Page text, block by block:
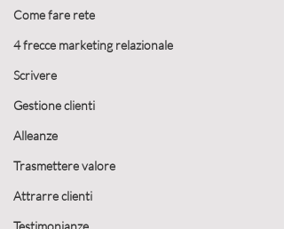
Come fare rete
4 frecce marketing relazionale
Scrivere
Gestione clienti
Alleanze
Trasmettere valore
Attrarre clienti
Testimonianze